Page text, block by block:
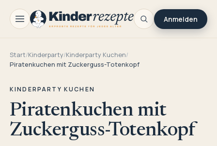
Anmelden
Start/Kinderparty/Kinderparty Kuchen/
Piratenkuchen mit Zuckerguss-Totenkopf
KINDERPARTY KUCHEN
Piratenkuchen mit
Zuckerguss-Totenkopf